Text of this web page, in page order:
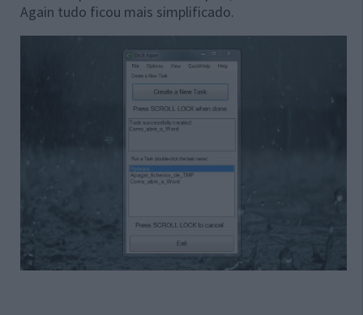
Again tudo ficou mais simplificado.